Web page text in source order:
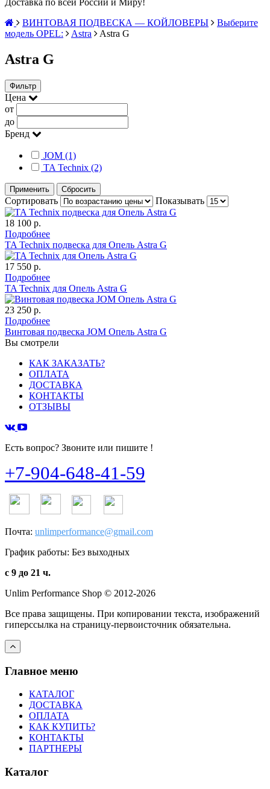
Доставка по всей России и Миру!
ВИНТОВАЯ ПОДВЕСКА — КОЙЛОВЕРЫ
Выберите
модель OPEL:
Astra Astra G
Astra G
Фильтр
Цена
от
до
Бренд
JOM (1)
TA Technix (2)
Применить Сбросить
Сортировать Показывать
18 100 р.
Подробнее
TA Technix подвеска для Опель Astra G
17 550 р.
Подробнее
TA Technix для Опель Astra G
23 250 р.
Подробнее
Винтовая подвеска JOM Опель Astra G
Вы смотрели
КАК ЗАКАЗАТЬ?
ОПЛАТА
ДОСТАВКА
КОНТАКТЫ
ОТЗЫВЫ
Есть вопрос? Звоните или пишите !
+7-904-648-41-59
Почта: unlimperformance@gmail.com
График работы: Без выходных
с 9 до 21 ч.
Unlim Performance Shop © 2012-2026
Все права защищены. При копировании текста, изображений
гиперссылка на страницу-первоисточник обязательна.
Главное меню
КАТАЛОГ
ДОСТАВКА
ОПЛАТА
КАК КУПИТЬ?
КОНТАКТЫ
ПАРТНЕРЫ
Каталог